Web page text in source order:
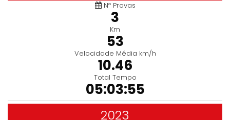
Nº Provas
3
Km
53
Velocidade Média km/h
10.46
Total Tempo
05:03:55
2023